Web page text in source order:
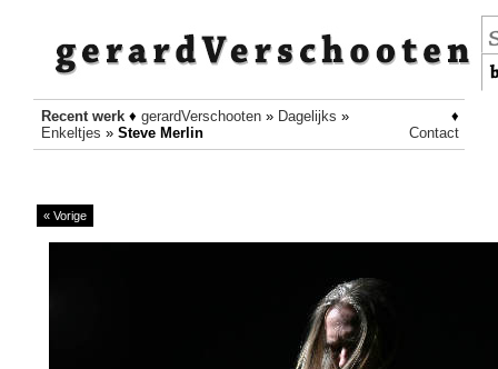
Recent werk♦ gerardVerschooten» Dagelijks »
Enkeltjes » Steve Merlin
♦
Contact
« Vorige